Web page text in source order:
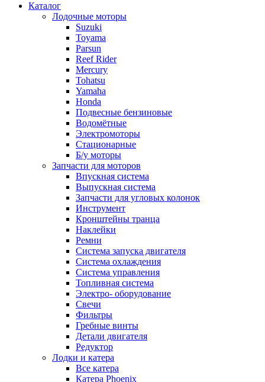
Каталог
Лодочные моторы
Suzuki
Toyama
Parsun
Reef Rider
Mercury
Tohatsu
Yamaha
Honda
Подвесные бензиновые
Водомётные
Электромоторы
Стационарные
Б/у моторы
Запчасти для моторов
Впускная система
Выпускная система
Запчасти для угловых колонок
Инструмент
Кронштейны транца
Наклейки
Ремни
Система запуска двигателя
Система охлаждения
Система управления
Топливная система
Электро- оборудование
Свечи
Фильтры
Гребные винты
Детали двигателя
Редуктор
Лодки и катера
Все катера
Катера Phoenix